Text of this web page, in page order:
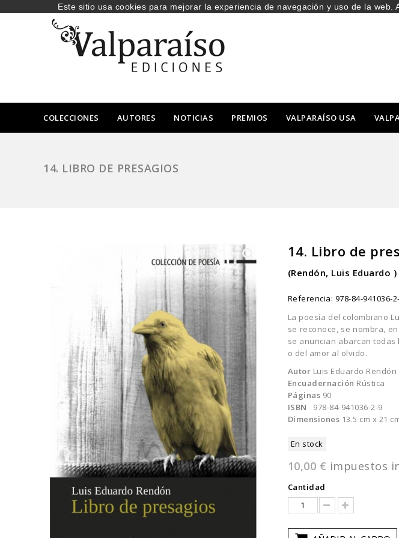
COLECCIONES AUTORES NOTICIAS PREMIOS VALPARAÍSO USA
14. LIBRO DE PRESAGIOS
14. Libro de
(Rendón, Luis Eduardo )
Referencia: 978-84-941036-
La poesía del colombiano
se reconoce, se nombra,
se anuncian abarcan
o del amor al olvido.
Autor Luis Eduardo Rendón
Encuadernación Rústica
Páginas 90
ISBN 978-84-941036-2-9
Dimensiones 13.5 cm x 21
En stock
10,00 € impuestos
Cantidad
Este sitio usa cookies para mejorar la experiencia de navegación y uso de la